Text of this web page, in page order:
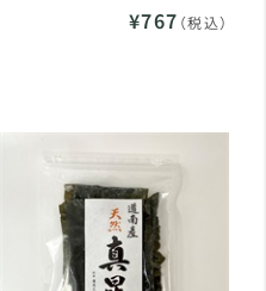
¥767 （税込）